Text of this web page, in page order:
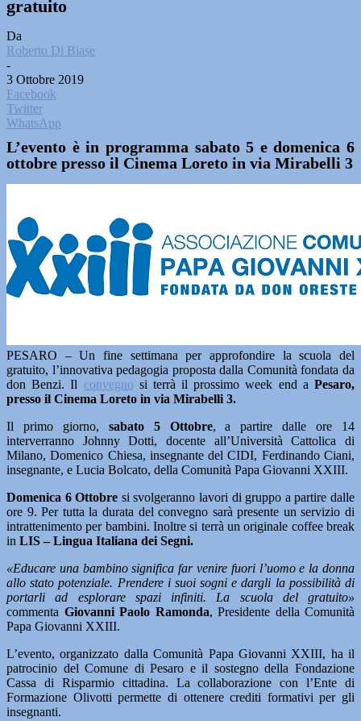
gratuito
Da
Roberto Di Biase
-
3 Ottobre 2019
Facebook
Twitter
WhatsApp
L’evento è in programma sabato 5 e domenica 6
ottobre presso il Cinema Loreto in via Mirabelli 3
PESARO – Un fine settimana per approfondire la scuola del
gratuito, l’innovativa pedagogia proposta dalla Comunità fondata da
don Benzi. Il convegno si terrà il prossimo week end a Pesaro,
presso il Cinema Loreto in via Mirabelli 3.
Il primo giorno, sabato 5 Ottobre, a partire dalle ore 14
interverranno Johnny Dotti, docente all’Università Cattolica di
Milano, Domenico Chiesa, insegnante del CIDI, Ferdinando Ciani,
insegnante, e Lucia Bolcato, della Comunità Papa Giovanni XXIII.
Domenica 6 Ottobre si svolgeranno lavori di gruppo a partire dalle
ore 9. Per tutta la durata del convegno sarà presente un servizio di
intrattenimento per bambini. Inoltre si terrà un originale coffee break
in LIS – Lingua Italiana dei Segni.
«Educare una bambino significa far venire fuori l’uomo e la donna
allo stato potenziale. Prendere i suoi sogni e dargli la possibilità di
portarli ad esplorare spazi infiniti. La scuola del gratuito»
commenta Giovanni Paolo Ramonda, Presidente della Comunità
Papa Giovanni XXIII.
L’evento, organizzato dalla Comunità Papa Giovanni XXIII, ha il
patrocinio del Comune di Pesaro e il sostegno della Fondazione
Cassa di Risparmio cittadina. La collaborazione con l’Ente di
Formazione Olivotti permette di ottenere crediti formativi per gli
insegnanti.